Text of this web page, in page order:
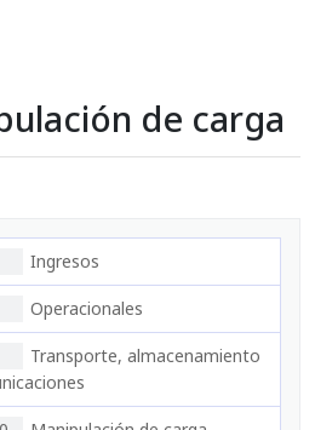
de carga
Ingresos
Operacionales
Transporte, almacenamiento